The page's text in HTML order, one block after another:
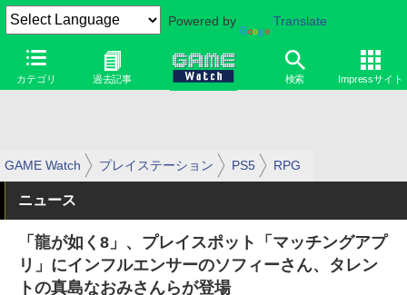
Powered by Translate
カテゴリ 過去記事 検索 Impressサイト
GAME Watch プレイステーション PS5 RPG
ニュース
「龍が如く8」、プレイスポット「マッチングアプ
リ」にインフルエンサーのソフィーさん、タレン
トの真島なおみさんらが登場